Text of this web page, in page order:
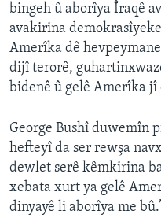
bingeh û aborîya Îraqê
avakirina
Amerîka dê
dijî terorê,
bidenê û gelê Amerîka
George Bushî duwemîn
hefteyî da ser rewşa
dewlet serê kêmkirina
xebata xurt ya gelê
dinyayê li aborîya me